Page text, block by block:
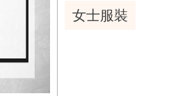
女士服裝